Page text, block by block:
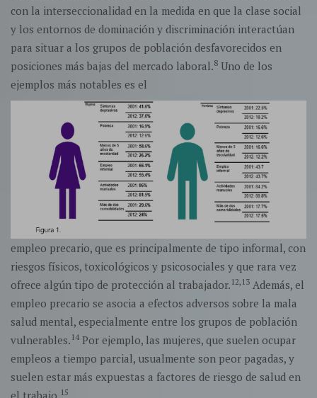
con la interseccionalidad en la medida en que la clase social
y los entornos de dominación y discriminación interactúan
para situar a los grupos de población desfavorecidos en
posiciones más bajas del mercado laboral.8 Uno de los
ejemplos más notables es el
empleo precario, que es principalmente de tipo informal, con
riesgos físicos, toxicológicos y psicosociales y que rara vez
ofrece algún tipo de protección al trabajador. 12,13 Además, el
empleo precario se asocia a efectos adversos sobre la mala
salud mental, especialmente entre los grupos de población
vulnerables. 14 Por ejemplo, las mujeres, que suelen ocupar
empleos a tiempo parcial, usualmente son peor pagadas, y
suelen estar más expuestas a factores de riesgo de salud en
el trabajo. 15